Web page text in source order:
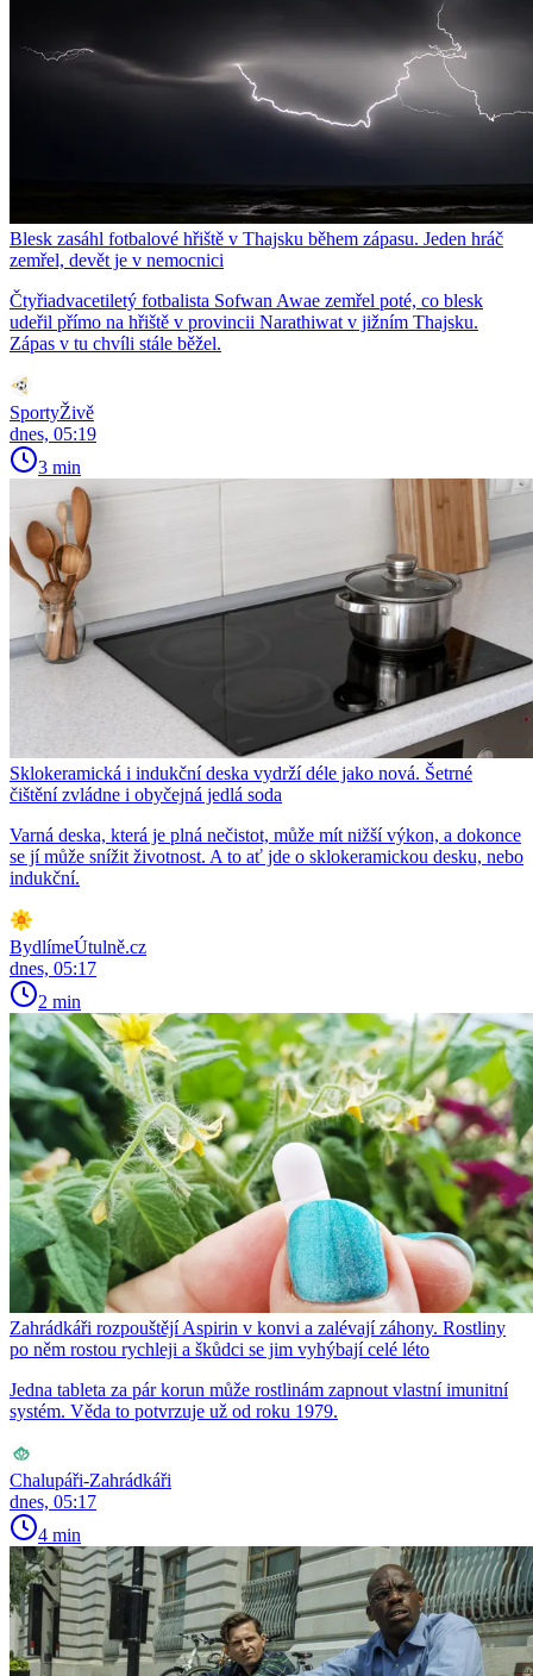
Blesk zasáhl fotbalové hřiště v Thajsku během zápasu. Jeden hráč
zemřel, devět je v nemocnici
Čtyřiadvacetiletý fotbalista Sofwan Awae zemřel poté, co blesk
udeřil přímo na hřiště v provincii Narathiwat v jižním Thajsku.
Zápas v tu chvíli stále běžel.
SportyŽivě
dnes, 05:19
3 min
Sklokeramická i indukční deska vydrží déle jako nová. Šetrné
čištění zvládne i obyčejná jedlá soda
Varná deska, která je plná nečistot, může mít nižší výkon, a dokonce
se jí může snížit životnost. A to ať jde o sklokeramickou desku, nebo
indukční.
BydlímeÚtulně.cz
dnes, 05:17
2 min
Zahrádkáři rozpouštějí Aspirin v konvi a zalévají záhony. Rostliny
po něm rostou rychleji a škůdci se jim vyhýbají celé léto
Jedna tableta za pár korun může rostlinám zapnout vlastní imunitní
systém. Věda to potvrzuje už od roku 1979.
Chalupáři-Zahrádkáři
dnes, 05:17
4 min